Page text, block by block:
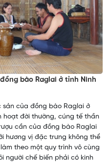
bào Raglai ở tỉnh Ninh
sản của đồng bào Raglai ở
hoạt đời thường, cúng tế thần
cần của đồng bào Raglai
hương vị đặc trưng không thể
theo một quy trình vô cùng
người chế biến phải có kinh